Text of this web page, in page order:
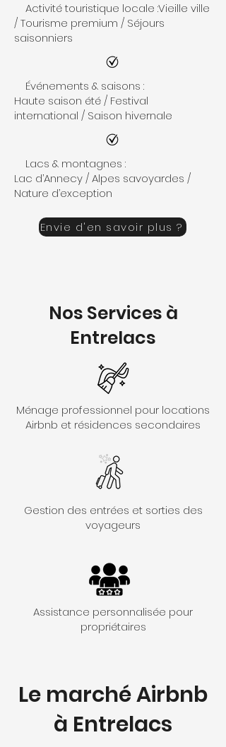
Activité touristique locale :Vieille ville
/ Tourisme premium / Séjours
saisonniers
Événements & saisons :
Haute saison été / Festival
international / Saison hivernale
Lacs & montagnes :
Lac d’Annecy / Alpes savoyardes /
Nature d’exception
Envie d'en savoir plus ?
Nos Services à
Entrelacs
Ménage professionnel pour locations
Airbnb et résidences secondaires
Gestion des entrées et sorties des
voyageurs
Assistance personnalisée pour
propriétaires
Le marché Airbnb
à Entrelacs